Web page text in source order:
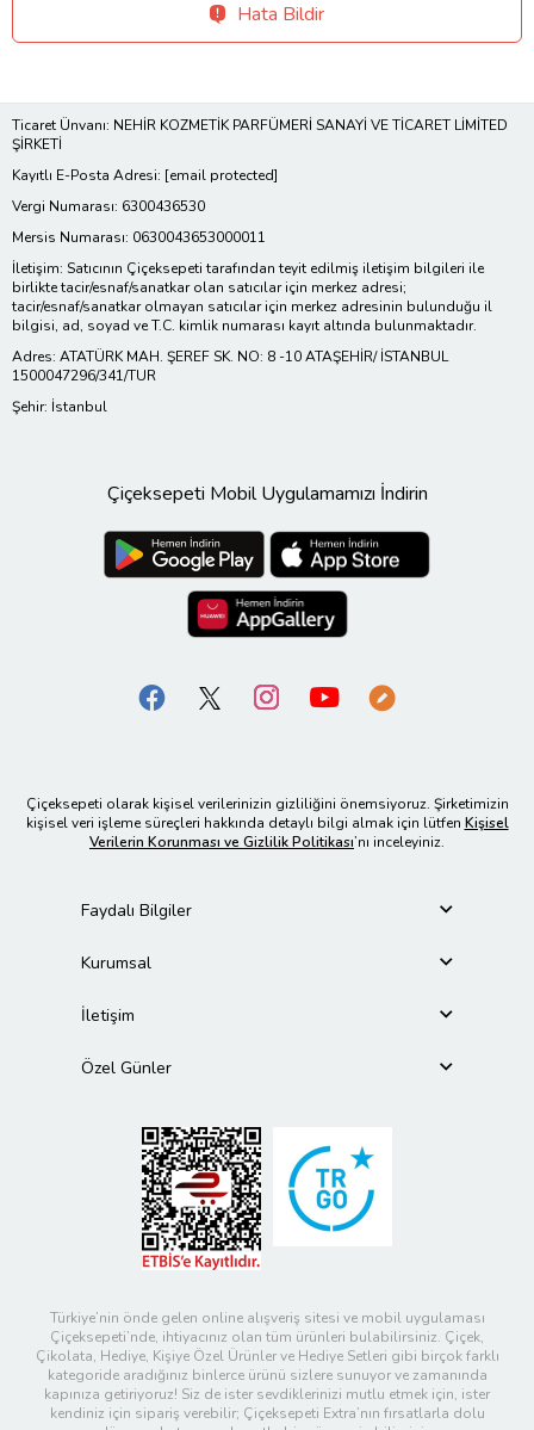
Hata Bildir
Ticaret Ünvanı: NEHİR KOZMETİK PARFÜMERİ SANAYİ VE TİCARET LİMİTED
ŞİRKETİ
Kayıtlı E-Posta Adresi: [email protected]
Vergi Numarası: 6300436530
Mersis Numarası: 0630043653000011
İletişim: Satıcının Çiçeksepeti tarafından teyit edilmiş iletişim bilgileri ile
birlikte tacir/esnaf/sanatkar olan satıcılar için merkez adresi;
tacir/esnaf/sanatkar olmayan satıcılar için merkez adresinin bulunduğu il
bilgisi, ad, soyad ve T.C. kimlik numarası kayıt altında bulunmaktadır.
Adres: ATATÜRK MAH. ŞEREF SK. NO: 8 -10 ATAŞEHİR/ İSTANBUL
1500047296/341/TUR
Şehir: İstanbul
Çiçeksepeti Mobil Uygulamamızı İndirin
Çiçeksepeti olarak kişisel verilerinizin gizliliğini önemsiyoruz. Şirketimizin
kişisel veri işleme süreçleri hakkında detaylı bilgi almak için lütfen Kişisel
Verilerin Korunması ve Gizlilik Politikası’nı inceleyiniz.
Faydalı Bilgiler
Kurumsal
İletişim
Özel Günler
Türkiye’nin önde gelen online alışveriş sitesi ve mobil uygulaması
Çiçeksepeti’nde, ihtiyacınız olan tüm ürünleri bulabilirsiniz. Çiçek,
Çikolata, Hediye, Kişiye Özel Ürünler ve Hediye Setleri gibi birçok farklı
kategoride aradığınız binlerce ürünü sizlere sunuyor ve zamanında
kapınıza getiriyoruz! Siz de ister sevdiklerinizi mutlu etmek için, ister
kendiniz için sipariş verebilir; Çiçeksepeti Extra’nın fırsatlarla dolu